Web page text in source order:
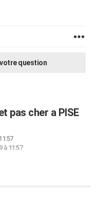
question
pas cher a PISE
à 11:57